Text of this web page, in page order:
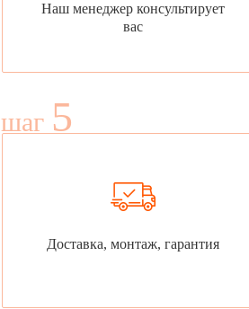
Наш менеджер консультирует
вас
шаг 5
Доставка, монтаж, гарантия